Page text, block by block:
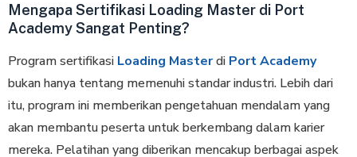
Mengapa Sertifikasi Loading Master di Port
Academy Sangat Penting?
Program sertifikasi Loading Masterdi Port Academy
bukan hanya tentang memenuhi standar industri. Lebih dari
itu, program ini memberikan pengetahuan mendalam yang
akan membantu peserta untuk berkembang dalam karier
mereka. Pelatihan yang diberikan mencakup berbagai aspek